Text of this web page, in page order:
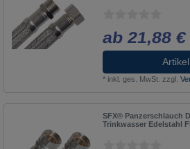
ab 21,88 €
* inkl. ges. MwSt. zzgl.
SFX® Panzerschlauch
Trinkwasser Edelstahl